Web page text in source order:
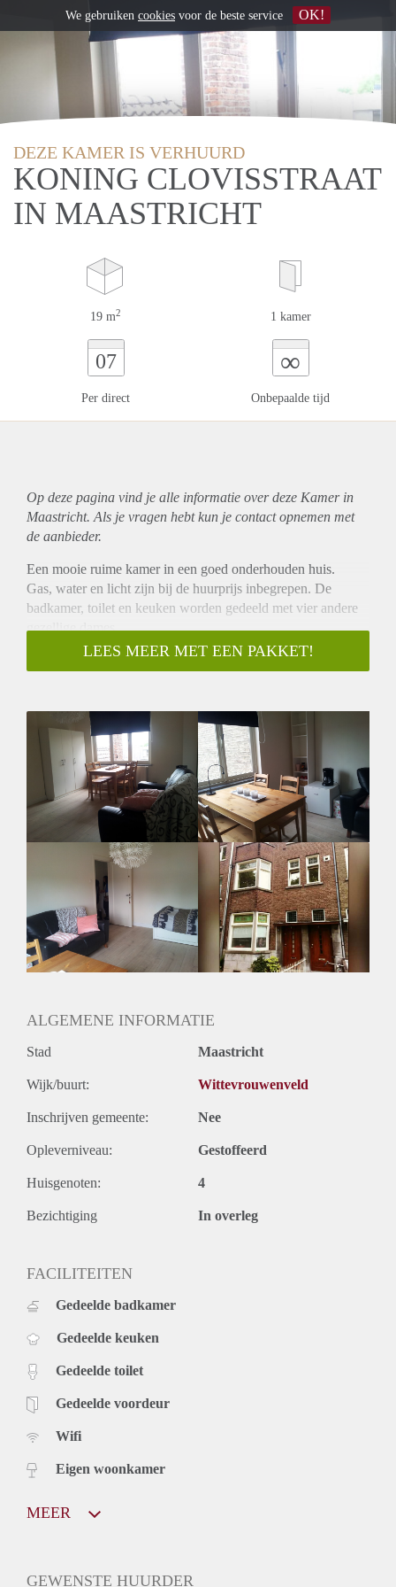
DEZE KAMER IS VERHUURD
KONING CLOVISSTRAAT
IN MAASTRICHT
19 m2 1 kamer
07
Per direct
∞
Onbepaalde tijd
Op deze pagina vind je alle informatie over deze Kamer in
Maastricht. Als je vragen hebt kun je contact opnemen met
de aanbieder.
Een mooie ruime kamer in een goed onderhouden huis.
Gas, water en licht zijn bij de huurprijs inbegrepen. De
badkamer, toilet en keuken worden gedeeld met vier andere
gezellige dames.
De huurder van deze kamer dient dus ook een dame te zijn,
tussen de 16 en 28 jaar. De kamer bevindt zich op de tweede
De kamer is gemeubileerd, met uitzondering van het bed in
verband met hygiëne. Er staat een tweepersoonsbank, tafel
met 5 stoelen, kledingkast, boekenkast, koelkast en
opbergkast. Er zal een vergoeding gevraagd worden voor het
gebruik van deze meubels, de hoogte van deze vergoeding
zal in overleg vastgelegd worden.
De woning bevindt zich op 5 minuten fietsen van het centraal
station en het centrum. Er ligt een supermarkt op 500m
afstand. De woning ligt op 10 minuten fietsen van de UM af.
De huurperiode zal in overleg bepaald worden, met een
minimale periode van 3 maanden.
LEES MEER MET EEN PAKKET!
ALGEMENE INFORMATIE
Stad Maastricht
Wijk/buurt: Wittevrouwenveld
Inschrijven gemeente: Nee
Opleverniveau: Gestoffeerd
Huisgenoten: 4
Bezichtiging In overleg
FACILITEITEN
Gedeelde badkamer
Gedeelde keuken
Gedeelde toilet
Gedeelde voordeur
Wifi
Eigen woonkamer
MEER
GEWENSTE HUURDER
We gebruiken cookies voor de beste service OK!